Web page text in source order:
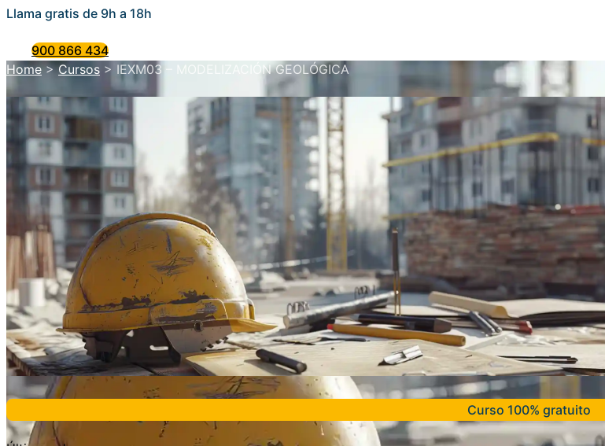
Llama gratis de 9h a 18h
900 866 434
Home>Cursos > IEXM03 – MODELIZACIÓN GEOLÓGICA
Curso 100% gratuito